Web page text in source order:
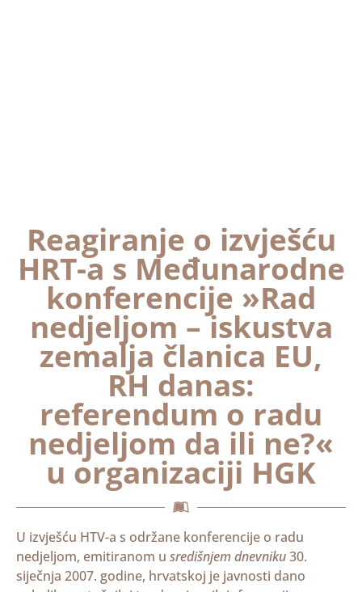
Reagiranje o izvješću
HRT-a s Međunarodne
konferencije »Rad
nedjeljom – iskustva
zemalja članica EU,
RH danas:
referendum o radu
nedjeljom da ili ne?«
u organizaciji HGK
U izvješću HTV-a s održane konferencije o radu
nedjeljom, emitiranom u središnjem dnevniku30.
siječnja 2007. godine, hrvatskoj je javnosti dano